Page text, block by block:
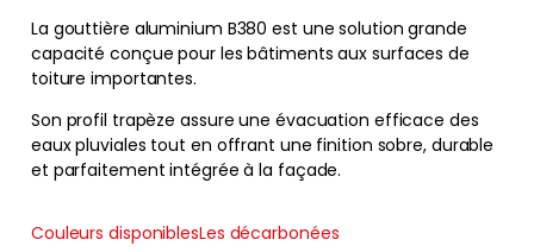
La gouttière aluminium B380 est une solution grande
capacité conçue pour les bâtiments aux surfaces de
toiture importantes.
Son profil trapèze assure une évacuation efficace des
eaux pluviales tout en offrant une finition sobre, durable
et parfaitement intégrée à la façade.
Couleurs disponiblesLes décarbonées